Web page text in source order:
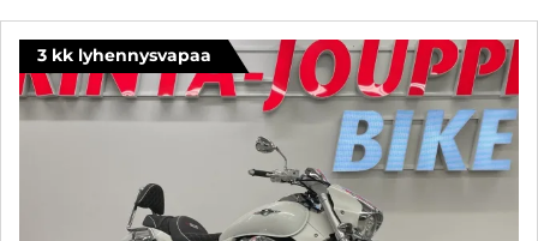
3 kk lyhennysvapaa